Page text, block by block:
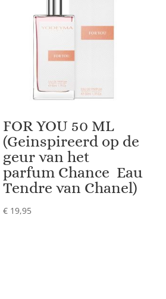
FOR YOU 50 ML
(Geinspireerd op de
geur van het
parfum Chance Eau
Tendre van Chanel)
€ 19,95